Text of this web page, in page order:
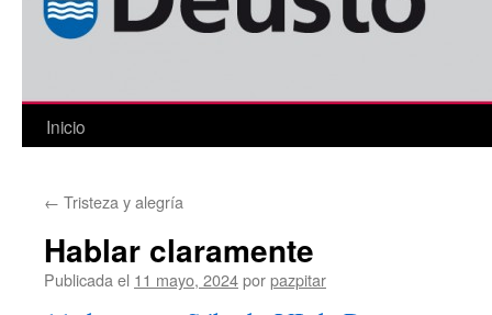
Inicio
← Tristeza y alegría
Hablar claramente
Publicada el 11 mayo, 2024porpazpitar